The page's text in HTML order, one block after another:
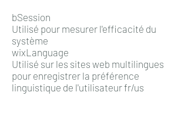
bSession
Utilisé pour mesurer l'efficacité du
système
wixLanguage
Utilisé sur les sites web multilingues
pour enregistrer la préférence
linguistique de l'utilisateur fr/us